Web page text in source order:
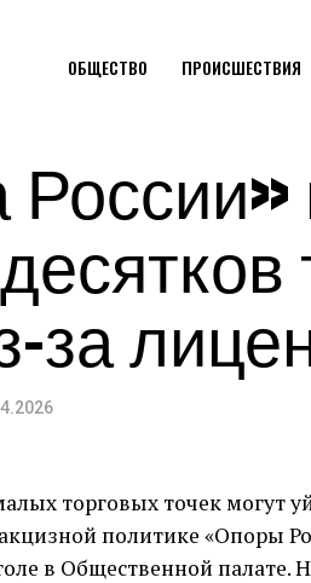
ОБЩЕСТВО ПРОИСШЕСТВИЯ
за
торговых точек могут
политике «Опоры
в Общественной палате.